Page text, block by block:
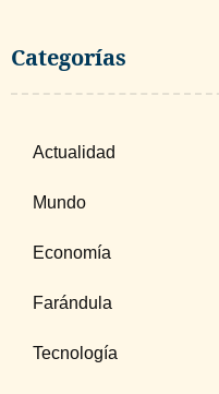
Categorías
Actualidad
Mundo
Economía
Farándula
Tecnología